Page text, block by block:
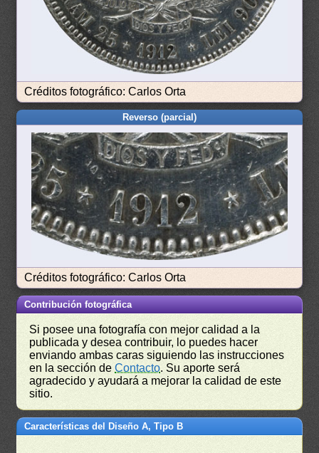
Créditos fotográfico: Carlos Orta
Reverso (parcial)
Créditos fotográfico: Carlos Orta
Contribución fotográfica
Si posee una fotografía con mejor calidad a la
publicada y desea contribuir, lo puedes hacer
enviando ambas caras siguiendo las instrucciones
en la sección deContacto. Su aporte será
agradecido y ayudará a mejorar la calidad de este
sitio.
Características del Diseño A, Tipo B